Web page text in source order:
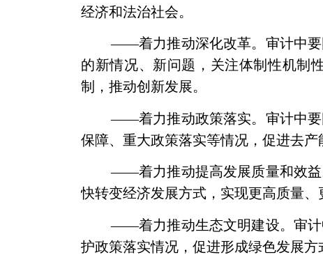
经济和法治社会。
——着力推动深化改革。审计中要
的新情况、新问题，关注体制性机制
制，推动创新发展。
——着力推动政策落实。审计中要
保障、重大政策落实等情况，促进去
——着力推动提高发展质量和效益
快转变经济发展方式，实现更高质量、
——着力推动生态文明建设。审计
护政策落实情况，促进形成绿色发展方